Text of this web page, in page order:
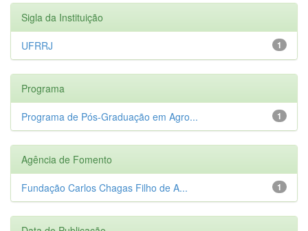
Sigla da Instituição
1
UFRRJ
Programa
1
Programa de Pós-Graduação em Agro...
Agência de Fomento
1
Fundação Carlos Chagas Filho de A...